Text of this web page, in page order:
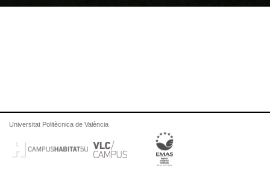
Universitat Politècnica de València